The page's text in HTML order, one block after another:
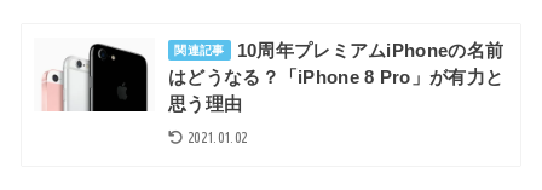
関連記事
10周年プレミアムiPhoneの名前
はどうなる？「iPhone 8 Pro」が有力と
思う理由
2021.01.02